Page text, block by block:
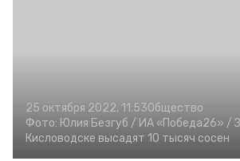
25 октября 2022, 11:53Общество
Фото: Юлия Безгуб / ИА «Победа26» /
Кисловодске высадят 10 тысяч сосен